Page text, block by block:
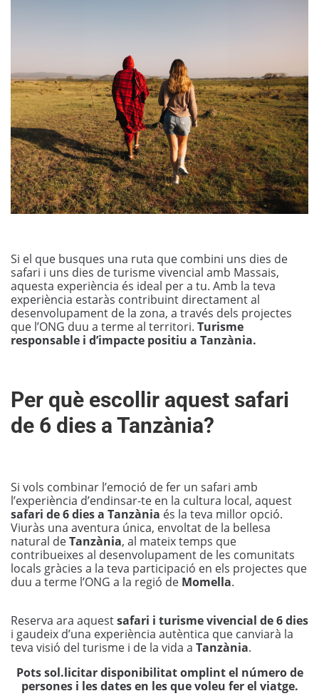
Si el que busques una ruta que combini uns dies de
safari i uns dies de turisme vivencial amb Massais,
aquesta experiència és ideal per a tu. Amb la teva
experiència estaràs contribuint directament al
desenvolupament de la zona, a través dels projectes
que l’ONG duu a terme al territori. Turisme
responsable i d’impacte positiu a Tanzània.
Per què escollir aquest safari
de 6 dies a Tanzània?
Si vols combinar l’emoció de fer un safari amb
l’experiència d’endinsar-te en la cultura local, aquest
safari de 6 dies a Tanzània és la teva millor opció.
Viuràs una aventura única, envoltat de la bellesa
natural deTanzània, al mateix temps que
contribueixes al desenvolupament de les comunitats
locals gràcies a la teva participació en els projectes que
duu a terme l’ONG a la regió de Momella.
Reserva ara aquestsafari i turisme vivencial de 6 dies
i gaudeix d’una experiència autèntica que canviarà la
teva visió del turisme i de la vida a Tanzània.
Pots sol.licitar disponibilitat omplint el número de
persones i les dates en les que voleu fer el viatge.